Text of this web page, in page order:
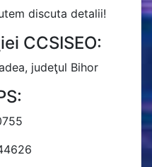
discuta detalii!
CCSISEO:
judeţul Bihor